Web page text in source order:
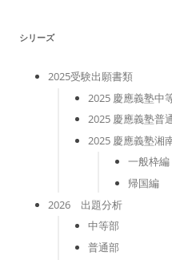
シリーズ
2025受験出願書類
2025 慶應義塾
2025 慶應義塾
2025 慶應義塾
一般枠編
帰国編
2026 出題分析
中等部
普通部